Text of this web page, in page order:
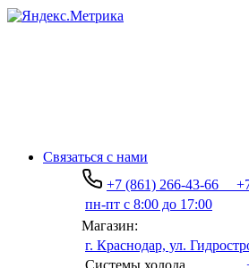
Связаться с нами
+7 (861) 266-43-66
+7
пн-пт с 8:00 до 17:00
Магазин:
г. Краснодар, ул.
Системы холода